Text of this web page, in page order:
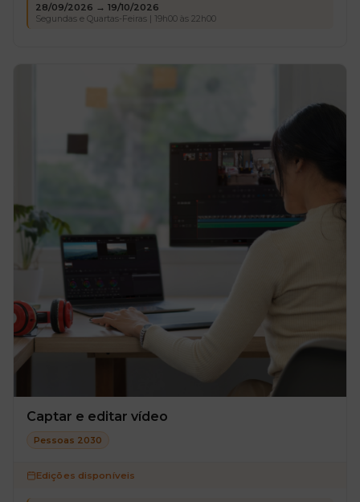
28/09/2026 → 19/10/2026
Segundas e Quartas-Feiras | 19h00 às 22h00
Captar e editar vídeo
Pessoas 2030
Edições disponíveis